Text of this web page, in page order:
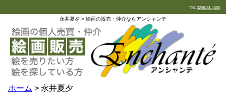
TEL 0258-81-1400
永井夏夕 « 絵画の販売・仲介ならアンシャンテ
ホーム > 永井夏夕